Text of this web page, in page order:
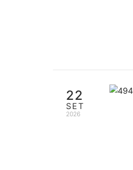
22
SET
2026